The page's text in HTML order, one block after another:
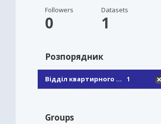
Followers
0
Datasets
1
Розпорядник
Відділ квартирного ... 1
Groups